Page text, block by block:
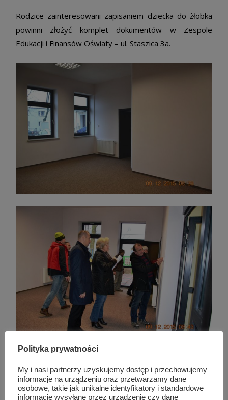
Rodzice zainteresowani zapisaniem dziecka do żłobka
powinni złożyć komplet dokumentów w Zespole
Edukacji i Finansów Oświaty – ul. Staszica 3a.
Podobne wpisy
Polityka prywatności
My i nasi partnerzy uzyskujemy dostęp i przechowujemy
informacje na urządzeniu oraz przetwarzamy dane
osobowe, takie jak unikalne identyfikatory i standardowe
informacje wysyłane przez urządzenie czy dane